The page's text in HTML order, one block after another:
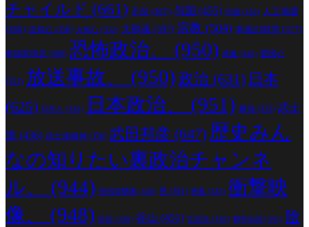
チャイルド (661) 不良 (367) 与国 (455) 中国 (330) 人工地震
(380) 信仰心 (350) 大和心 (332) 大和魂 (397) 宗教 (504) 幸福の科学 (377)
幸福実現党 (360) 恐怖政治、 (950) 悪魔 (340) 愛国心
(351) 放送事故、 (950) 政治 (631) 日本
(625) 日本人 (336) 日本政治、 (951) 最強 (353) 武士
道 (436) 武士道精神 (356) 武田邦彦 (647) 歴史みん
なの知りたい裏政治チャンネ
ル、
(944) 特別攻撃隊 (328) 男 (361) 神風 (328) 衝撃映
像、
(948) 説法 (336) 谷山 (451) 辻説法 (336) 都市伝説 (341) 陰